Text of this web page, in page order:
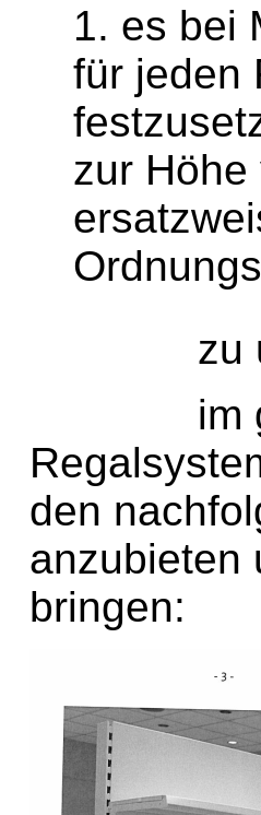
1. es bei
für jeden
zur
zu
im
den
anzubieten
bringen: